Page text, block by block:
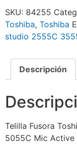
SKU: 84255
Toshiba, Toshiba
studio 2555C
Descripción
Telilla Fusora
5055C Mic Active